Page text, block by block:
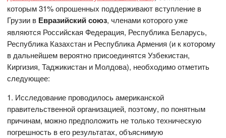
которым 31% опрошенных поддерживают вступление в
Грузии в Евразийский союз, членами которого уже
являются Российская Федерация, Республика Беларусь,
Республика Казахстан и Республика Армения (и к которому
в дальнейшем вероятно присоединятся Узбекистан,
Киргизия, Таджикистан и Молдова), необходимо отметить
следующее:
1. Исследование проводилось американской
правительственной организацией, поэтому, по понятным
причинам, можно предположить не только техническую
погрешность в его результатах, объяснимую